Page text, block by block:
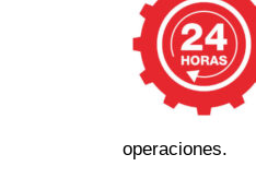
operaciones.